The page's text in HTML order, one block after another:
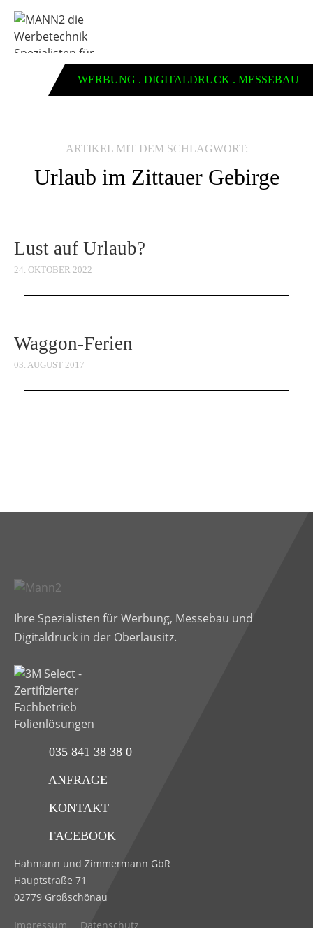
WERBUNG . DIGITALDRUCK . MESSEBAU
ARTIKEL MIT DEM SCHLAGWORT:
Urlaub im Zittauer Gebirge
Lust auf Urlaub?
24. OKTOBER 2022
Waggon-Ferien
03. AUGUST 2017
Ihre Spezialisten für Werbung, Messebau und
Digitaldruck in der Oberlausitz.
035 841 38 38 0
ANFRAGE
KONTAKT
FACEBOOK
Hahmann und Zimmermann GbR
Hauptstraße 71
02779 Großschönau
Impressum Datenschutz